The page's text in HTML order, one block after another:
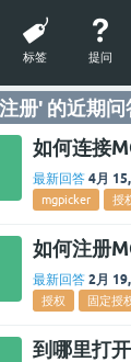
标签 提问
册' 的近期问
如何连接
最新回答 4月
mgpicker 授
如何注册
最新回答 2月
授权 固定授
到哪里打